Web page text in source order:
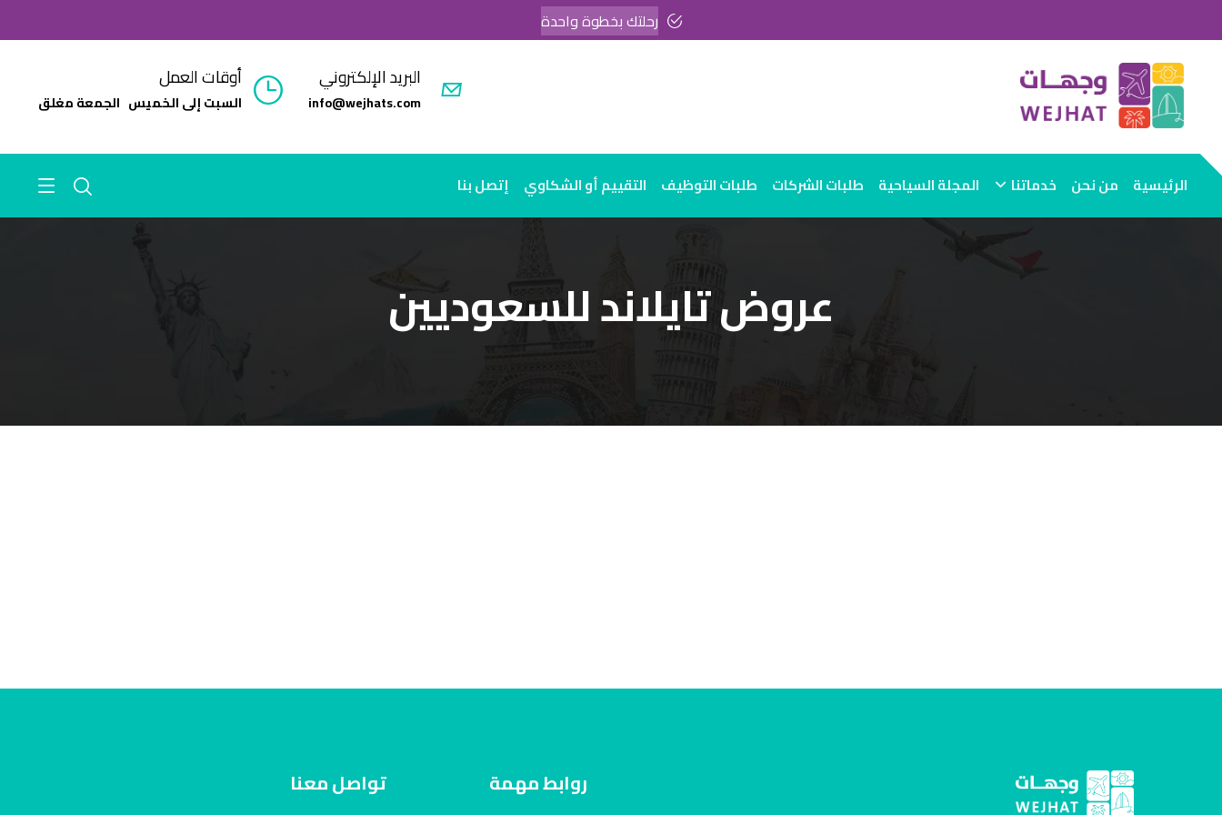
رحلتك بخطوة واحدة
أوقات العمل
السبت إلى الخميس الجمعة مغلق
البريد الإلكتروني
info@wejhats.com
الرئيسية من نحن خدماتنا المجلة السياحية طلبات الشركات طلبات التوظيف التقييم أو الشكاوي إتصل بنا
عروض تايلاند للسعوديين
روابط مهمة تواصل معنا